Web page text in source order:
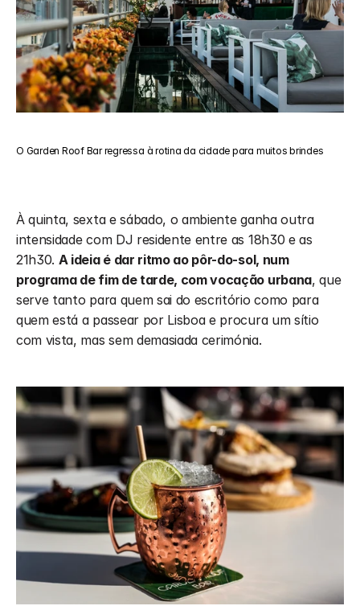
O Garden Roof Bar regressa à rotina da cidade para muitos brindes
À quinta, sexta e sábado, o ambiente ganha outra
intensidade com DJ residente entre as 18h30 e as
21h30. A ideia é dar ritmo ao pôr-do-sol, num
programa de fim de tarde, com vocação urbana, que
serve tanto para quem sai do escritório como para
quem está a passear por Lisboa e procura um sítio
com vista, mas sem demasiada cerimónia.